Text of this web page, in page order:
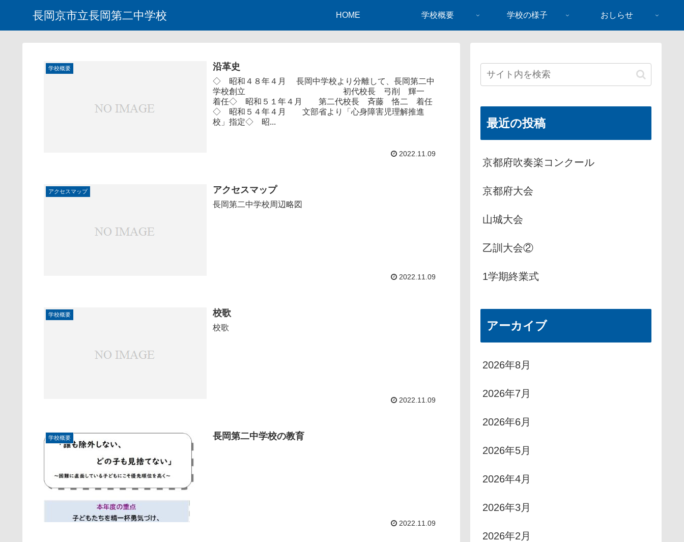
長岡京市立長岡第二中学校 HOME 学校概要 学校の様子 おしらせ
学校概要 沿革史
◇ 昭和４８年４月 長岡中学校より分離して、長岡第二中
学校創立 初代校長 弓削 輝一
着任◇ 昭和５１年４月 第二代校長 斉藤 恪二 着任
◇ 昭和５４年４月 文部省より「心身障害児理解推進
校」指定◇ 昭...
2022.11.09
アクセスマップ アクセスマップ
長岡第二中学校周辺略図
2022.11.09
学校概要 校歌
校歌
2022.11.09
学校概要 長岡第二中学校の教育
2022.11.09
最近の投稿
京都府吹奏楽コンクール
京都府大会
山城大会
乙訓大会②
1学期終業式
アーカイブ
2026年8月
2026年7月
2026年6月
2026年5月
2026年4月
2026年3月
2026年2月